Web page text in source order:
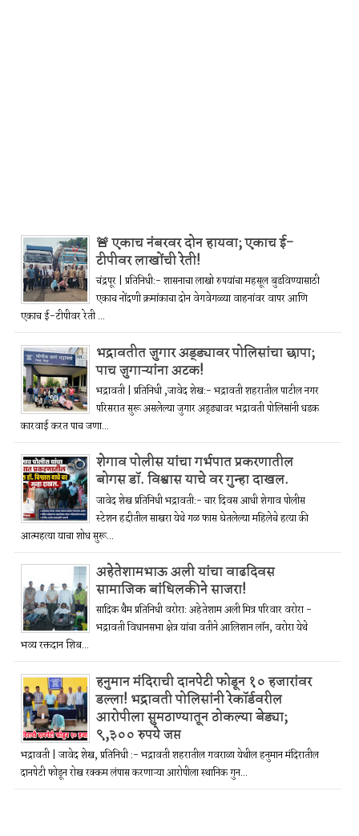
🚨 एकाच नंबरवर दोन हायवा; एकाच ई-
टीपीवर लाखोंची रेती!
चंद्रपूर | प्रतिनिधी:- शासनाचा लाखो रुपयांचा महसूल बुडविण्यासाठी
एकाच नोंदणी क्रमांकाचा दोन वेगवेगळ्या वाहनांवर वापर आणि
एकाच ई-टीपीवर रेती ...
भद्रावतीत जुगार अड्ड्यावर पोलिसांचा छापा;
पाच जुगाऱ्यांना अटक!
भद्रावती | प्रतिनिधी ,जावेद शेख:- भद्रावती शहरातील पाटील नगर
परिसरात सुरू असलेल्या जुगार अड्ड्यावर भद्रावती पोलिसांनी धडक
कारवाई करत पाच जणा...
शेगाव पोलीस यांचा गर्भपात प्रकरणातील
बोगस डॉ. विश्वास याचे वर गुन्हा दाखल.
जावेद शेख प्रतिनिधी भद्रावती:- चार दिवस आधी शेगाव पोलीस
स्टेशन हद्दीतील साखरा येथे गळ फास घेतलेल्या महिलेचे हत्या की
आत्महत्या याचा शोध सुरू...
अहेतेशामभाऊ अली यांचा वाढदिवस
सामाजिक बांधिलकीने साजरा!
सादिक थैम प्रतिनिधी वरोरा: अहेतेशाम अली मित्र परिवार वरोरा -
भद्रावती विधानसभा क्षेत्र यांचा वतीने आलिशान लॉन, वरोरा येथे
भव्य रक्तदान शिब...
हनुमान मंदिराची दानपेटी फोडून १० हजारांवर
डल्ला! भद्रावती पोलिसांनी रेकॉर्डवरील
आरोपीला सुमठाण्यातून ठोकल्या बेड्या;
९,३०० रुपये जप्त
भद्रावती | जावेद शेख, प्रतिनिधी :- भद्रावती शहरातील गवराळा येथील हनुमान मंदिरातील
दानपेटी फोडून रोख रक्कम लंपास करणाऱ्या आरोपीला स्थानिक गुन...